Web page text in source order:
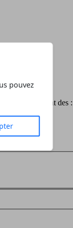
ce sont des :
pouvez